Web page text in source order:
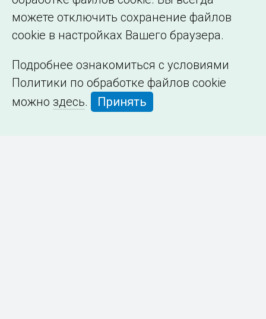
можете отключить сохранение файлов
cookie в настройках Вашего браузера.
Подробнее ознакомиться с условиями
Политики по обработке файлов cookie
можно здесь. Принять